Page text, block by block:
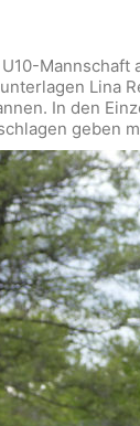
Lina
In den
geben